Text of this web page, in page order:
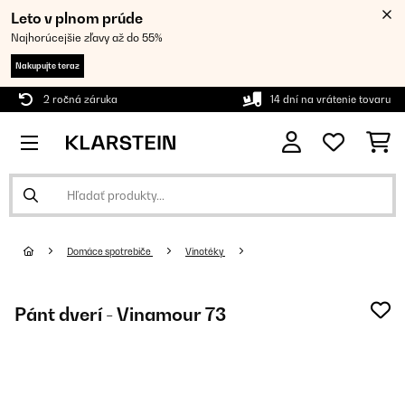
Leto v plnom prúde
Najhorúcejšie zľavy až do 55%
Nakupujte teraz
2 ročná záruka 14 dní na vrátenie tovaru
Domáce spotrebiče Vinotéky
Pánt dverí - Vinamour 73